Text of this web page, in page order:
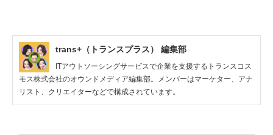
trans+（トランスプラス） 編集部
ITアウトソーシングサービスで企業を支援するトランスコス
モス株式会社のオウンドメディア編集部。メンバーはマーケター、アナ
リスト、クリエイターなどで構成されています。